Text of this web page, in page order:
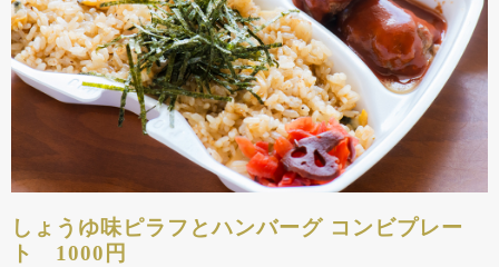
しょうゆ味ピラフとハンバーグ コンビプレー
ト 1000円